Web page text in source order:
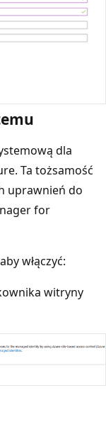
dla
Ta tożsamość
uprawnień do
for
włączyć:
witryny